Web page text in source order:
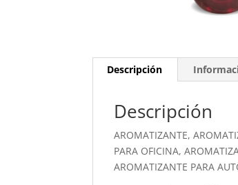
Descripción
Descripción
AROMATIZANTE,
PARA OFICINA,
AROMATIZANTE PARA